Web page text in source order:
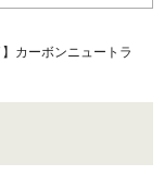
カーボンニュートラ